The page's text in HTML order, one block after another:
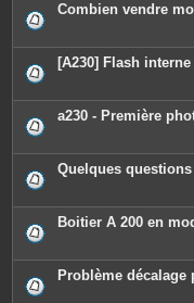
Combien vendre
[A230] Flash
a230 - Première
Quelques
Boitier A 200 en
Problème décalage